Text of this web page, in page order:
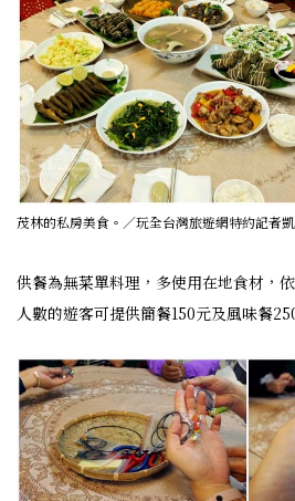
茂林的私房美食。／玩全台灣旅遊網特約記者
供餐為無菜單料理，多使用在地食材，
人數的遊客可提供簡餐150元及風味餐